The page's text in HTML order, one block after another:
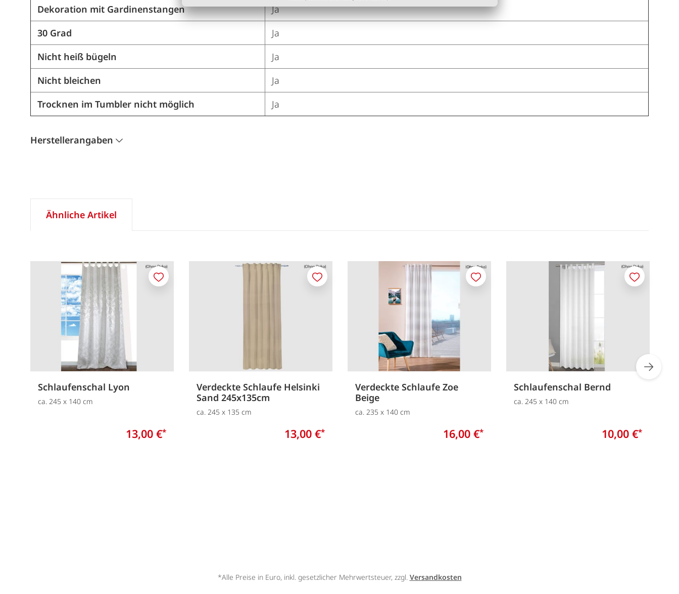
Dekoration mit Gardinenstangen
Ja
30 Grad
Ja
Nicht heiß bügeln
Ja
Nicht bleichen
Ja
Trocknen im Tumbler nicht möglich
Ja
Herstellerangaben
Ähnliche Artikel
Schlaufenschal Lyon
ca. 245 x 140 cm
13,00 €*
Merken
Verdeckte Schlaufe Helsinki
Sand 245x135cm
ca. 245 x 135 cm
13,00 €*
Merken
Verdeckte Schlaufe Zoe
Beige
ca. 235 x 140 cm
16,00 €*
Merken
Schlaufenschal Bernd
ca. 245 x 140 cm
10,00 €*
Merken
*Alle Preise in Euro, inkl. gesetzlicher Mehrwertsteuer, zzgl. Versandkosten